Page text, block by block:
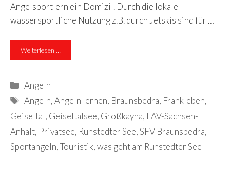
Angelsportlern ein Domizil. Durch die lokale
wassersportliche Nutzung z.B. durch Jetskis sind für …
Weiterlesen …
Kategorien
Angeln
Schlagwörter
Angeln,Angeln lernen, Braunsbedra, Frankleben,
Geiseltal, Geiseltalsee, Großkayna, LAV-Sachsen-
Anhalt, Privatsee, Runstedter See,SFV Braunsbedra,
Sportangeln,Touristik,was geht am Runstedter See